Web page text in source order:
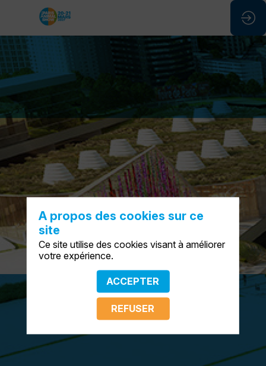
A propos des cookies sur ce
site
Ce site utilise des cookies visant à améliorer
votre expérience.
ACCEPTER
REFUSER